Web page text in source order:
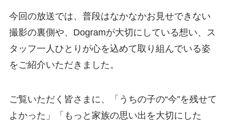
今回の放送では、普段はなかなかお見せできない
撮影の裏側や、Dogramが大切にしている想い、ス
タッフ一人ひとりが心を込めて取り組んでいる姿
をご紹介いただきました。
ご覧いただく皆さまに、「うちの子の“今”を残せて
よかった」「もっと家族の思い出を大切にした